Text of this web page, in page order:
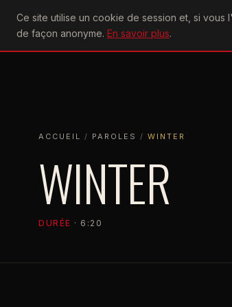
Ce site utilise un cookie de session et, si
de façon anonyme. En savoir plus.
U2achtung
ACCUEIL
ACTU
ACCUEIL / PAROLES / WINTER
WINTER
DURÉE · 6:20